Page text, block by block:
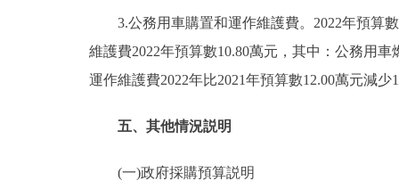
3.公務用車購置和運作維護費。2022年預算數
維護費2022年預算數10.80萬元，其中：公務用
運作維護費2022年比2021年預算數12.00萬元減
五、其他情況説明
(一)政府採購預算説明